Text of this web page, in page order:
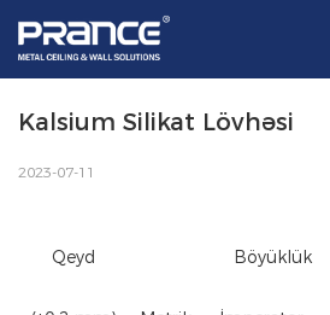
Kalsium Silikat Lövhəsi
2023-07-11
Qeyd
Böyüklük